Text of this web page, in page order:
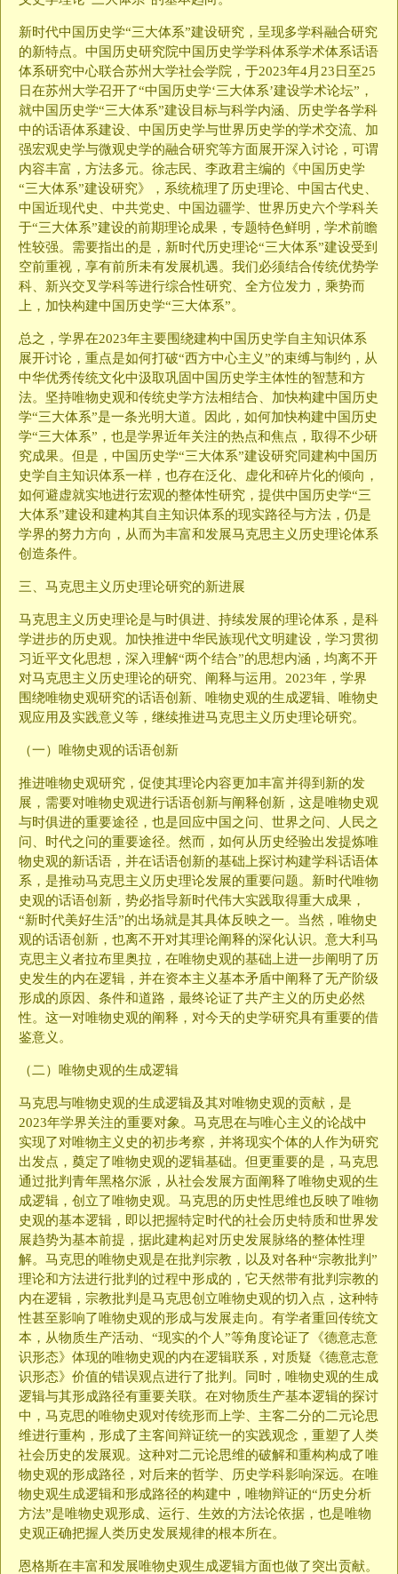
新时代中国历史学“三大体系”建设研究，呈现多学科融合研究
的新特点。中国历史研究院中国历史学学科体系学术体系话语
体系研究中心联合苏州大学社会学院，于2023年4月23日至25
日在苏州大学召开了“中国历史学‘三大体系’建设学术论坛”，
就中国历史学“三大体系”建设目标与科学内涵、历史学各学科
中的话语体系建设、中国历史学与世界历史学的学术交流、加
强宏观史学与微观史学的融合研究等方面展开深入讨论，可谓
内容丰富，方法多元。徐志民、李政君主编的《中国历史学
“三大体系”建设研究》，系统梳理了历史理论、中国古代史、
中国近现代史、中共党史、中国边疆学、世界历史六个学科关
于“三大体系”建设的前期理论成果，专题特色鲜明，学术前瞻
性较强。需要指出的是，新时代历史理论“三大体系”建设受到
空前重视，享有前所未有发展机遇。我们必须结合传统优势学
科、新兴交叉学科等进行综合性研究、全方位发力，乘势而
上，加快构建中国历史学“三大体系”。
总之，学界在2023年主要围绕建构中国历史学自主知识体系
展开讨论，重点是如何打破“西方中心主义”的束缚与制约，从
中华优秀传统文化中汲取巩固中国历史学主体性的智慧和方
法。坚持唯物史观和传统史学方法相结合、加快构建中国历史
学“三大体系”是一条光明大道。因此，如何加快构建中国历史
学“三大体系”，也是学界近年关注的热点和焦点，取得不少研
究成果。但是，中国历史学“三大体系”建设研究同建构中国历
史学自主知识体系一样，也存在泛化、虚化和碎片化的倾向，
如何避虚就实地进行宏观的整体性研究，提供中国历史学“三
大体系”建设和建构其自主知识体系的现实路径与方法，仍是
学界的努力方向，从而为丰富和发展马克思主义历史理论体系
创造条件。
三、马克思主义历史理论研究的新进展
马克思主义历史理论是与时俱进、持续发展的理论体系，是科
学进步的历史观。加快推进中华民族现代文明建设，学习贯彻
习近平文化思想，深入理解“两个结合”的思想内涵，均离不开
对马克思主义历史理论的研究、阐释与运用。2023年，学界
围绕唯物史观研究的话语创新、唯物史观的生成逻辑、唯物史
观应用及实践意义等，继续推进马克思主义历史理论研究。
（一）唯物史观的话语创新
推进唯物史观研究，促使其理论内容更加丰富并得到新的发
展，需要对唯物史观进行话语创新与阐释创新，这是唯物史观
与时俱进的重要途径，也是回应中国之问、世界之问、人民之
问、时代之问的重要途径。然而，如何从历史经验出发提炼唯
物史观的新话语，并在话语创新的基础上探讨构建学科话语体
系，是推动马克思主义历史理论发展的重要问题。新时代唯物
史观的话语创新，势必指导新时代伟大实践取得重大成果，
“新时代美好生活”的出场就是其具体反映之一。当然，唯物史
观的话语创新，也离不开对其理论阐释的深化认识。意大利马
克思主义者拉布里奥拉，在唯物史观的基础上进一步阐明了历
史发生的内在逻辑，并在资本主义基本矛盾中阐释了无产阶级
形成的原因、条件和道路，最终论证了共产主义的历史必然
性。这一对唯物史观的阐释，对今天的史学研究具有重要的借
鉴意义。
（二）唯物史观的生成逻辑
马克思与唯物史观的生成逻辑及其对唯物史观的贡献，是
2023年学界关注的重要对象。马克思在与唯心主义的论战中
实现了对唯物主义史的初步考察，并将现实个体的人作为研究
出发点，奠定了唯物史观的逻辑基础。但更重要的是，马克思
通过批判青年黑格尔派，从社会发展方面阐释了唯物史观的生
成逻辑，创立了唯物史观。马克思的历史性思维也反映了唯物
史观的基本逻辑，即以把握特定时代的社会历史特质和世界发
展趋势为基本前提，据此建构起对历史发展脉络的整体性理
解。马克思的唯物史观是在批判宗教，以及对各种“宗教批判”
理论和方法进行批判的过程中形成的，它天然带有批判宗教的
内在逻辑，宗教批判是马克思创立唯物史观的切入点，这种特
性甚至影响了唯物史观的形成与发展走向。有学者重回传统文
本，从物质生产活动、“现实的个人”等角度论证了《德意志意
识形态》体现的唯物史观的内在逻辑联系，对质疑《德意志意
识形态》价值的错误观点进行了批判。同时，唯物史观的生成
逻辑与其形成路径有重要关联。在对物质生产基本逻辑的探讨
中，马克思的唯物史观对传统形而上学、主客二分的二元论思
维进行重构，形成了主客间辩证统一的实践观念，重塑了人类
社会历史的发展观。这种对二元论思维的破解和重构构成了唯
物史观的形成路径，对后来的哲学、历史学科影响深远。在唯
物史观生成逻辑和形成路径的构建中，唯物辩证的“历史分析
方法”是唯物史观形成、运行、生效的方法论依据，也是唯物
史观正确把握人类历史发展规律的根本所在。
恩格斯在丰富和发展唯物史观生成逻辑方面也做了突出贡献。